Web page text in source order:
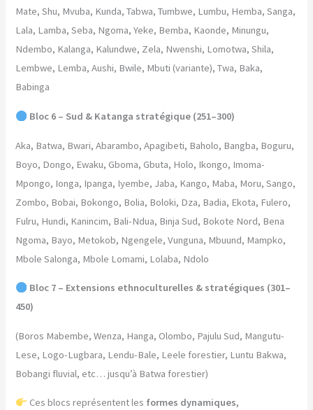
Mate, Shu, Mvuba, Kunda, Tabwa, Tumbwe, Lumbu, Hemba, Sanga,
Lala, Lamba, Seba, Ngoma, Yeke, Bemba, Kaonde, Minungu,
Ndembo, Kalanga, Kalundwe, Zela, Nwenshi, Lomotwa, Shila,
Lembwe, Lemba, Aushi, Bwile, Mbuti (variante), Twa, Baka,
Babinga
Bloc 6 – Sud & Katanga stratégique (251–300)
Aka, Batwa, Bwari, Abarambo, Apagibeti, Baholo, Bangba, Boguru,
Boyo, Dongo, Ewaku, Gboma, Gbuta, Holo, Ikongo, Imoma-
Mpongo, Ionga, Ipanga, Iyembe, Jaba, Kango, Maba, Moru, Sango,
Zombo, Bobai, Bokongo, Bolia, Boloki, Dza, Badia, Ekota, Fulero,
Fulru, Hundi, Kanincim, Bali-Ndua, Binja Sud, Bokote Nord, Bena
Ngoma, Bayo, Metokob, Ngengele, Vunguna, Mbuund, Mampko,
Mbole Salonga, Mbole Lomami, Lolaba, Ndolo
Bloc 7 – Extensions ethnoculturelles & stratégiques (301–
450)
(Boros Mabembe, Wenza, Hanga, Olombo, Pajulu Sud, Mangutu-
Lese, Logo-Lugbara, Lendu-Bale, Leele forestier, Luntu Bakwa,
Bobangi fluvial, etc… jusqu’à Batwa forestier)
Ces blocs représentent les formes dynamiques,